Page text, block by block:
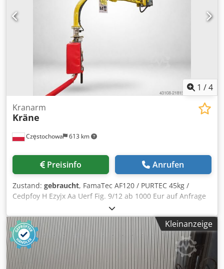
1 /4
Częstochowa 613 km
Kranarm
Kräne
Preisinfo Anrufen
Zustand: gebraucht, FamaTec AF120 / PURTEC 45kg /
Cedpfoy H Ezyjx Aa Uerf Fig. 9/12 ab 1000 Eur auf Anfrage
Kleinanzeige